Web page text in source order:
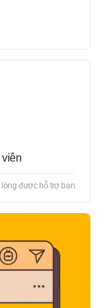
lòng được hỗ trợ bạn